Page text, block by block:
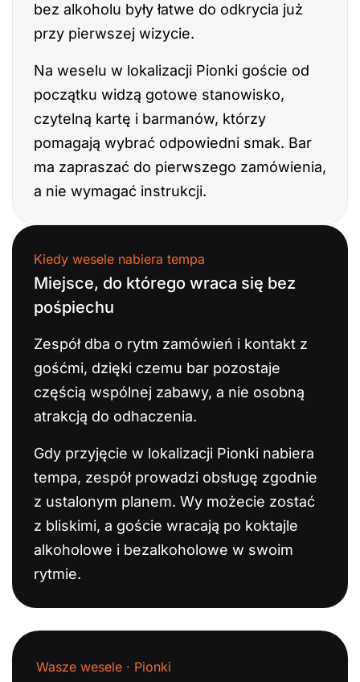
bez alkoholu były łatwe do odkrycia już
przy pierwszej wizycie.
Na weselu w lokalizacji Pionki goście od
początku widzą gotowe stanowisko,
czytelną kartę i barmanów, którzy
pomagają wybrać odpowiedni smak. Bar
ma zapraszać do pierwszego zamówienia,
a nie wymagać instrukcji.
Kiedy wesele nabiera tempa
Miejsce, do którego wraca się bez
pośpiechu
Zespół dba o rytm zamówień i kontakt z
gośćmi, dzięki czemu bar pozostaje
częścią wspólnej zabawy, a nie osobną
atrakcją do odhaczenia.
Gdy przyjęcie w lokalizacji Pionki nabiera
tempa, zespół prowadzi obsługę zgodnie
z ustalonym planem. Wy możecie zostać
z bliskimi, a goście wracają po koktajle
alkoholowe i bezalkoholowe w swoim
rytmie.
Wasze wesele · Pionki